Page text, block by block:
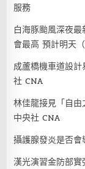
服務
白海豚颱風深夜
會最高 預計明天
成蘆橋機車道設
社 CNA
林佳龍接見「自
中央社 CNA
攝護腺發炎是否
漢光演習金防部